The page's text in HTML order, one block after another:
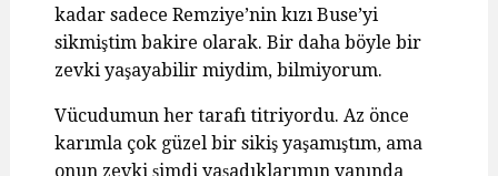
kadar sadece Remziye’nin kızı Buse’yi
sikmiştim bakire olarak. Bir daha böyle bir
zevki yaşayabilir miydim, bilmiyorum.
Vücudumun her tarafı titriyordu. Az önce
karımla çok güzel bir sikiş yaşamıştım, ama
onun zevki şimdi yaşadıklarımın yanında